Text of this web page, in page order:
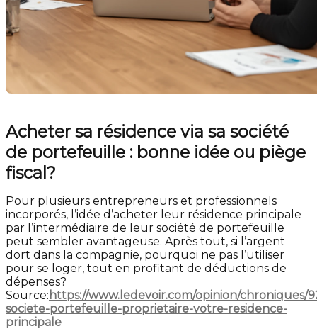
Acheter sa résidence via sa société
de portefeuille : bonne idée ou piège
fiscal?
Pour plusieurs entrepreneurs et professionnels
incorporés, l’idée d’acheter leur résidence principale
par l’intermédiaire de leur société de portefeuille
peut sembler avantageuse. Après tout, si l’argent
dort dans la compagnie, pourquoi ne pas l’utiliser
pour se loger, tout en profitant de déductions de
dépenses?
Source: https://www.ledevoir.com/opinion/chroniques/
societe-portefeuille-proprietaire-votre-residence-
principale